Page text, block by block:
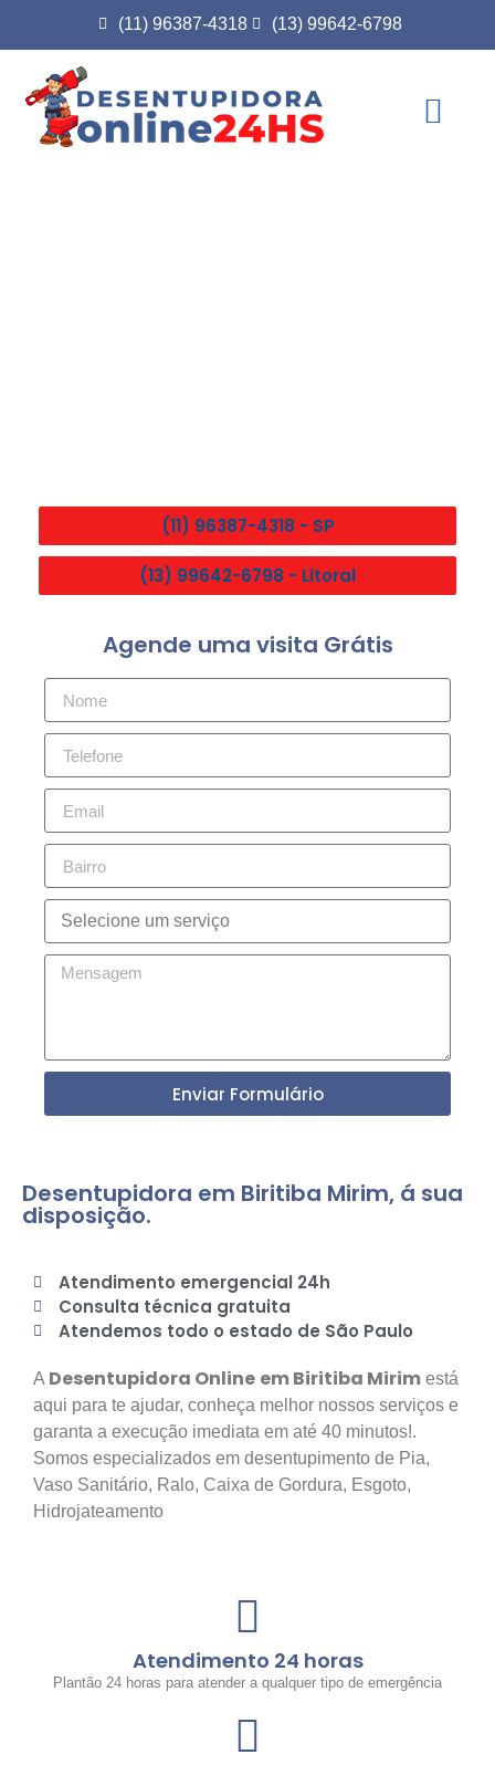
(11) 96387-4318 (13) 99642-6798
(11) 96387-4318 - SP
(13) 99642-6798 - Litoral
Agende uma visita Grátis
Enviar Formulário
Desentupidora em Biritiba Mirim, á sua
disposição.
Atendimento emergencial 24h
Consulta técnica gratuita
Atendemos todo o estado de São Paulo
A Desentupidora Online em Biritiba Mirim está
aqui para te ajudar, conheça melhor nossos serviços e
garanta a execução imediata em até 40 minutos!.
Somos especializados em desentupimento de Pia,
Vaso Sanitário, Ralo, Caixa de Gordura, Esgoto,
Hidrojateamento
Atendimento 24 horas
Plantão 24 horas para atender a qualquer tipo de emergência